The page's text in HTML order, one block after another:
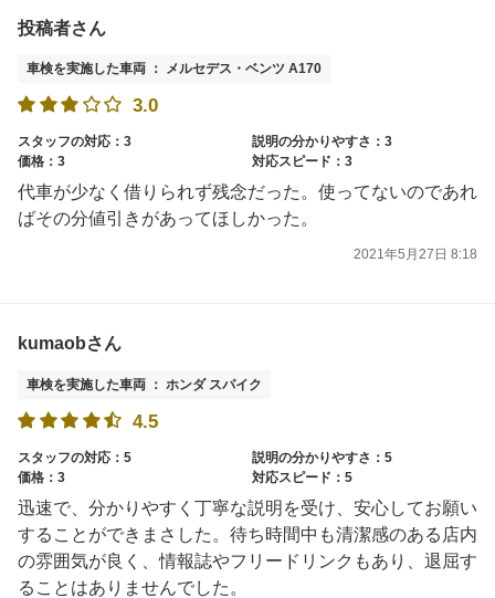
投稿者さん
車検を実施した車両 ： メルセデス・ベンツ A170
3.0
スタッフの対応：3
説明の分かりやすさ：3
価格：3
対応スピード：3
代車が少なく借りられず残念だった。使ってないのであれ
ばその分値引きがあってほしかった。
2021年5月27日 8:18
kumaobさん
車検を実施した車両 ： ホンダ スパイク
4.5
スタッフの対応：5
説明の分かりやすさ：5
価格：3
対応スピード：5
迅速で、分かりやすく丁寧な説明を受け、安心してお願い
することができまさした。待ち時間中も清潔感のある店内
の雰囲気が良く、情報誌やフリードリンクもあり、退屈す
ることはありませんでした。